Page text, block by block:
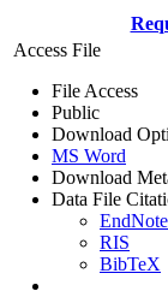
Access File
File Access
Public
Download
MS Word
Download
Data File
RIS
BibTeX